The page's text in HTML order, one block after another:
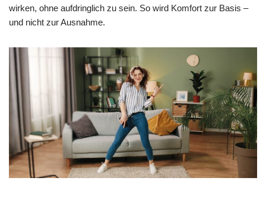
wirken, ohne aufdringlich zu sein. So wird Komfort zur Basis –
und nicht zur Ausnahme.